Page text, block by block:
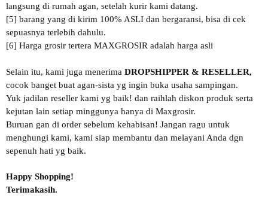
langsung di rumah agan, setelah kurir kami datang.
[5] barang yang di kirim 100% ASLI dan bergaransi, bisa di cek
sepuasnya terlebih dahulu.
[6] Harga grosir tertera MAXGROSIR adalah harga asli
Selain itu, kami juga menerima DROPSHIPPER & RESELLER,
cocok banget buat agan-sista yg ingin buka usaha sampingan.
Yuk jadilan reseller kami yg baik! dan raihlah diskon produk serta
kejutan lain setiap minggunya hanya di Maxgrosir.
Buruan gan di order sebelum kehabisan! Jangan ragu untuk
menghungi kami, kami siap membantu dan melayani Anda dgn
sepenuh hati yg baik.
Happy Shopping!
Terimakasih.